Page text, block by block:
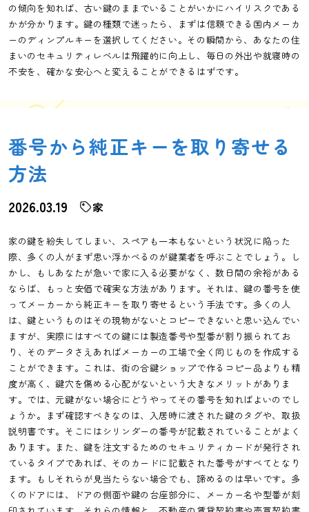
の傾向を知れば、古い鍵のままでいることがいかにハイリスクである
かが分かります。鍵の種類で迷ったら、まずは信頼できる国内メーカ
ーのディンプルキーを選択してください。その瞬間から、あなたの住
まいのセキュリティレベルは飛躍的に向上し、毎日の外出や就寝時の
不安を、確かな安心へと変えることができるはずです。
番号から純正キーを取り寄せる
方法
2026.03.19 家
家の鍵を紛失してしまい、スペアも一本もないという状況に陥った
際、多くの人がまず思い浮かべるのが鍵業者を呼ぶことでしょう。し
かし、もしあなたが急いで家に入る必要がなく、数日間の余裕がある
ならば、もっと安価で確実な方法があります。それは、鍵の番号を使
ってメーカーから純正キーを取り寄せるという手法です。多くの人
は、鍵というものはその現物がないとコピーできないと思い込んでい
ますが、実際にはすべての鍵には製造番号や型番が割り振られてお
り、そのデータさえあればメーカーの工場で全く同じものを作成する
ことができます。これは、街の合鍵ショップで作るコピー品よりも精
度が高く、鍵穴を傷める心配がないという大きなメリットがありま
す。では、元鍵がない場合にどうやってその番号を知ればよいのでし
ょうか。まず確認すべきなのは、入居時に渡された鍵のタグや、取扱
説明書です。そこにはシリンダーの番号が記載されていることがよく
あります。また、鍵を注文するためのセキュリティカードが発行され
ているタイプであれば、そのカードに記載された番号がすべてとなり
ます。もしそれらが見当たらない場合でも、諦めるのは早いです。多
くのドアには、ドアの側面や鍵の台座部分に、メーカー名や型番が刻